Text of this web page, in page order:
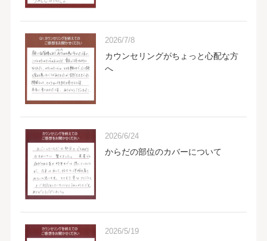
2026/7/8
カウンセリングがちょっと心配な方
へ
2026/6/24
からだの部位のカバーについて
2026/5/19